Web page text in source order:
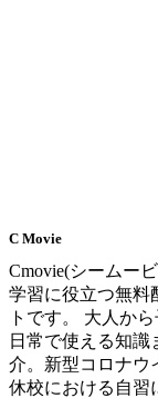
C Movie
Cmovie(シームー
学習に役立つ無料
トです。 大人か
日常で使える知
介。新型コロナウ
休校における自習